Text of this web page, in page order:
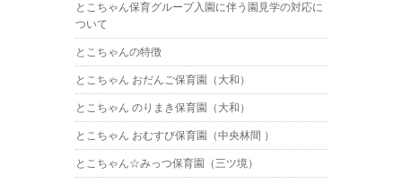
とこちゃん保育グループ入園に伴う園見学の対応に
ついて
とこちゃんの特徴
とこちゃん おだんご保育園（大和）
とこちゃん のりまき保育園（大和）
とこちゃん おむすび保育園（中央林間 ）
とこちゃん☆みっつ保育園（三ツ境）